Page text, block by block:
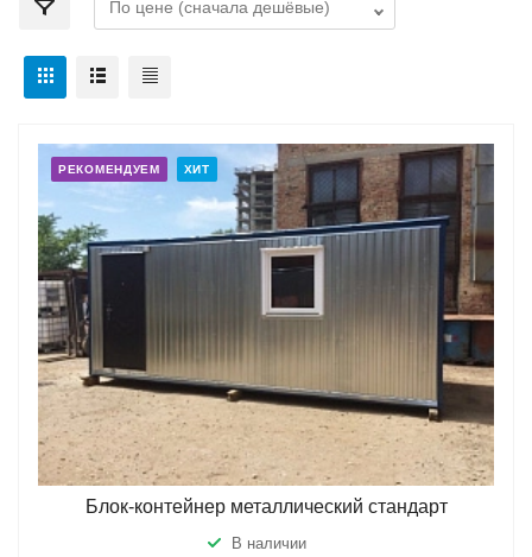
РЕКОМЕНДУЕМ ХИТ
Блок-контейнер металлический стандарт
В наличии